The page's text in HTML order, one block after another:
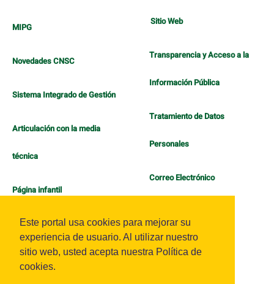
Este portal usa cookies para mejorar su
experiencia de usuario. Al utilizar nuestro
sitio web, usted acepta nuestra Política de
cookies.
MIPG
Novedades CNSC
Sistema Integrado de Gestión
Articulación con la media
técnica
Página infantil
Sitio Web
Transparencia y Acceso a la
Información Pública
Tratamiento de Datos
Personales
Correo Electrónico